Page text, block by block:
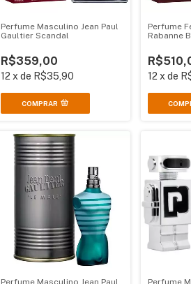
Perfume Masculino Jean Paul
Gaultier Scandal
R$359,00
12 x de R$35,90
COMPRAR
Perfume
Rabanne
12 x de
Perfume Masculino Jean Paul
Perfume